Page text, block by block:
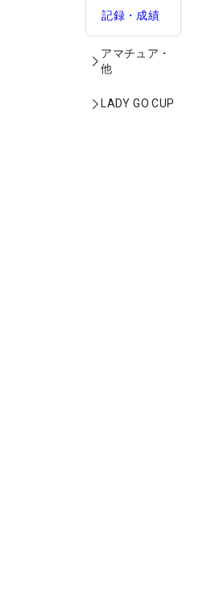
記録・成績
アマチュア・
他
LADY GO CUP